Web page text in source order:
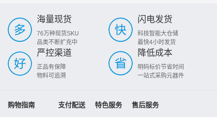
海量现货
76万种现货SKU
品类不断扩充中
闪电发货
科技智能大仓储
最快4小时发货
严控渠道
正品有保障
物料可追溯
降低成本
明码标价节省时间
一站式采购元器件
购物指南 支付配送 特色服务 售后服务